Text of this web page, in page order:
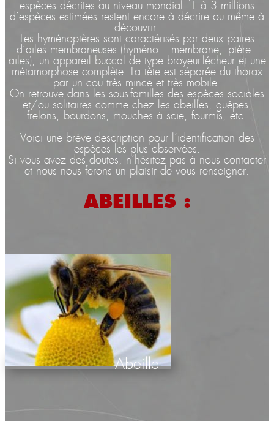
espèces décrites au niveau mondial. 1 à 3 millions
d’espèces estimées restent encore à décrire ou même à
découvrir.
Les hyménoptères sont caractérisés par deux paires
d’ailes membraneuses (hyméno- : membrane, -ptère :
ailes), un appareil buccal de type broyeur-lécheur et une
métamorphose complète. La tête est séparée du thorax
par un cou très mince et très mobile.
On retrouve dans les sous-familles des espèces sociales
et/ou solitaires comme chez les abeilles, guêpes,
frelons, bourdons, mouches à scie, fourmis, etc.
Voici une brève description pour l’identification des
espèces les plus observées.
Si vous avez des doutes, n’hésitez pas à nous contacter
et nous nous ferons un plaisir de vous renseigner.
ABEILLES :
Abeille